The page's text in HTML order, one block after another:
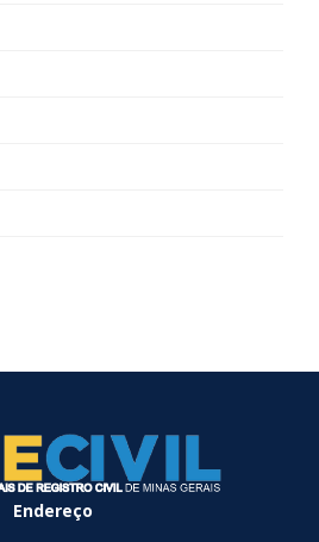
Endereço